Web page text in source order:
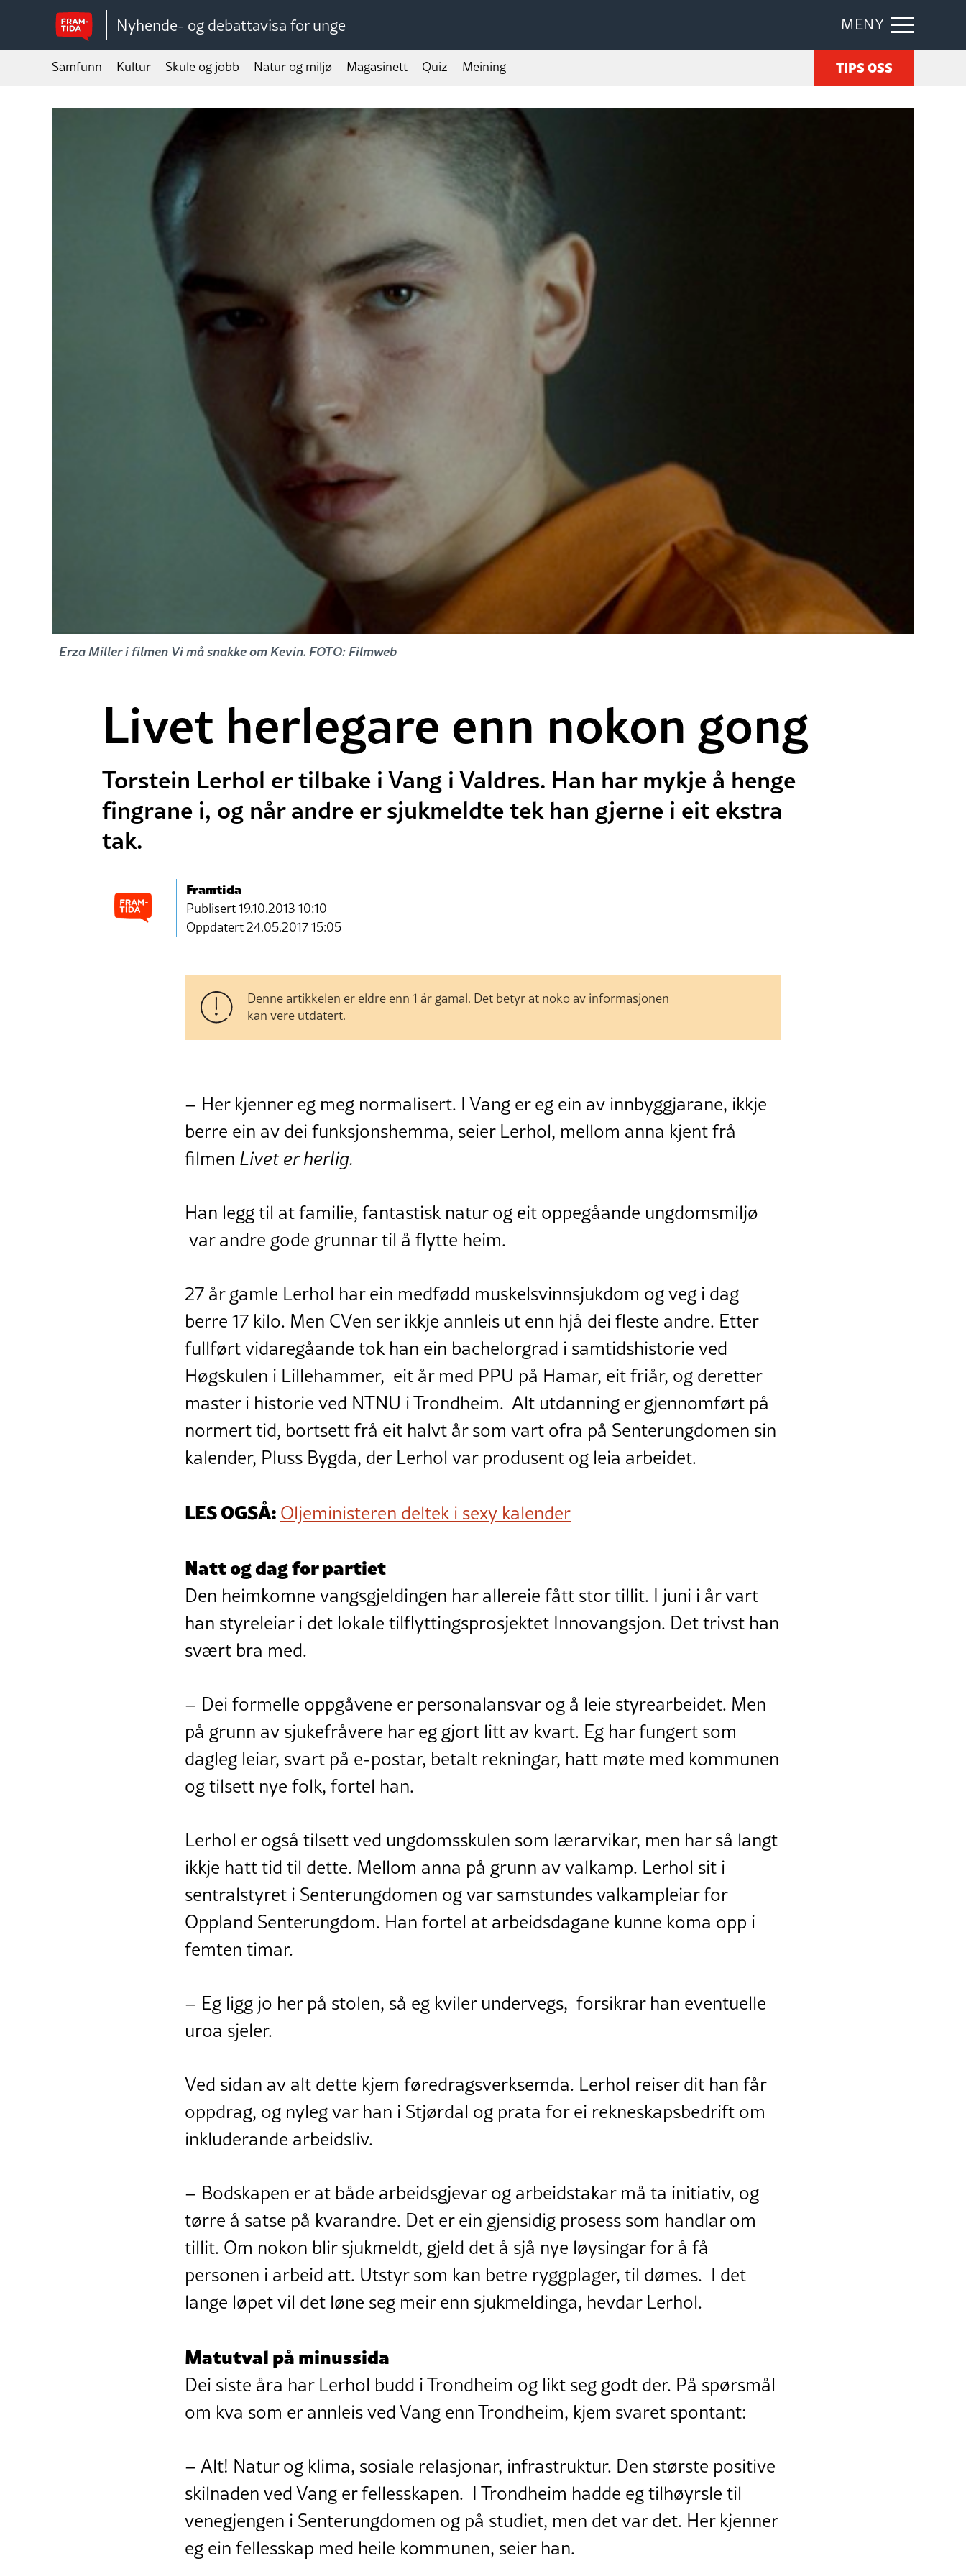
Nyhende- og debattavisa for unge MENY
Samfunn Kultur Skule og jobb Natur og miljø Magasinett Quiz Meining TIPS OSS
Erza Miller i filmen Vi må snakke om Kevin. FOTO: Filmweb
Livet herlegare enn nokon gong
Torstein Lerhol er tilbake i Vang i Valdres. Han har mykje å henge
fingrane i, og når andre er sjukmeldte tek han gjerne i eit ekstra
tak.
Framtida
Publisert19.10.2013 10:10
Oppdatert 24.05.2017 15:05
Denne artikkelen er eldre enn 1 år gamal. Det betyr at noko av informasjonen
kan vere utdatert.
– Her kjenner eg meg normalisert. I Vang er eg ein av innbyggjarane, ikkje
berre ein av dei funksjonshemma, seier Lerhol, mellom anna kjent frå
filmen Livet er herlig.
Han legg til at familie, fantastisk natur og eit oppegåande ungdomsmiljø
var andre gode grunnar til å flytte heim.
27 år gamle Lerhol har ein medfødd muskelsvinnsjukdom og veg i dag
berre 17 kilo. Men CVen ser ikkje annleis ut enn hjå dei fleste andre. Etter
fullført vidaregåande tok han ein bachelorgrad i samtidshistorie ved
Høgskulen i Lillehammer, eit år med PPU på Hamar, eit friår, og deretter
master i historie ved NTNU i Trondheim. Alt utdanning er gjennomført på
normert tid, bortsett frå eit halvt år som vart ofra på Senterungdomen sin
kalender, Pluss Bygda, der Lerhol var produsent og leia arbeidet.
LES OGSÅ:Oljeministeren deltek i sexy kalender
Natt og dag for partiet
Den heimkomne vangsgjeldingen har allereie fått stor tillit. I juni i år vart
han styreleiar i det lokale tilflyttingsprosjektet Innovangsjon. Det trivst han
svært bra med.
– Dei formelle oppgåvene er personalansvar og å leie styrearbeidet. Men
på grunn av sjukefråvere har eg gjort litt av kvart. Eg har fungert som
dagleg leiar, svart på e-postar, betalt rekningar, hatt møte med kommunen
og tilsett nye folk, fortel han.
Lerhol er også tilsett ved ungdomsskulen som lærarvikar, men har så langt
ikkje hatt tid til dette. Mellom anna på grunn av valkamp. Lerhol sit i
sentralstyret i Senterungdomen og var samstundes valkampleiar for
Oppland Senterungdom. Han fortel at arbeidsdagane kunne koma opp i
femten timar.
– Eg ligg jo her på stolen, så eg kviler undervegs, forsikrar han eventuelle
uroa sjeler.
Ved sidan av alt dette kjem føredragsverksemda. Lerhol reiser dit han får
oppdrag, og nyleg var han i Stjørdal og prata for ei rekneskapsbedrift om
inkluderande arbeidsliv.
– Bodskapen er at både arbeidsgjevar og arbeidstakar må ta initiativ, og
tørre å satse på kvarandre. Det er ein gjensidig prosess som handlar om
tillit. Om nokon blir sjukmeldt, gjeld det å sjå nye løysingar for å få
personen i arbeid att. Utstyr som kan betre ryggplager, til dømes. I det
lange løpet vil det løne seg meir enn sjukmeldinga, hevdar Lerhol.
Matutval på minussida
Dei siste åra har Lerhol budd i Trondheim og likt seg godt der. På spørsmål
om kva som er annleis ved Vang enn Trondheim, kjem svaret spontant:
– Alt! Natur og klima, sosiale relasjonar, infrastruktur. Den største positive
skilnaden ved Vang er fellesskapen. I Trondheim hadde eg tilhøyrsle til
venegjengen i Senterungdomen og på studiet, men det var det. Her kjenner
eg ein fellesskap med heile kommunen, seier han.